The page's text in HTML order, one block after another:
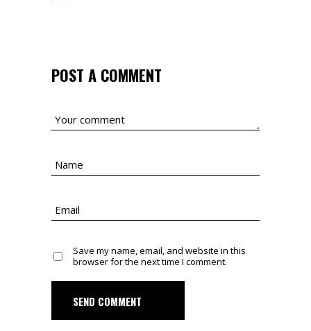
POST A COMMENT
Save my name, email, and website in this
browser for the next time I comment.
SEND COMMENT